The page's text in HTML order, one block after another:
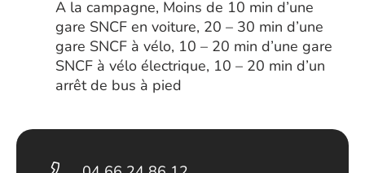
A la campagne, Moins de 10 min d’une
gare SNCF en voiture, 20 – 30 min d’une
gare SNCF à vélo, 10 – 20 min d’une gare
SNCF à vélo électrique, 10 – 20 min d’un
arrêt de bus à pied